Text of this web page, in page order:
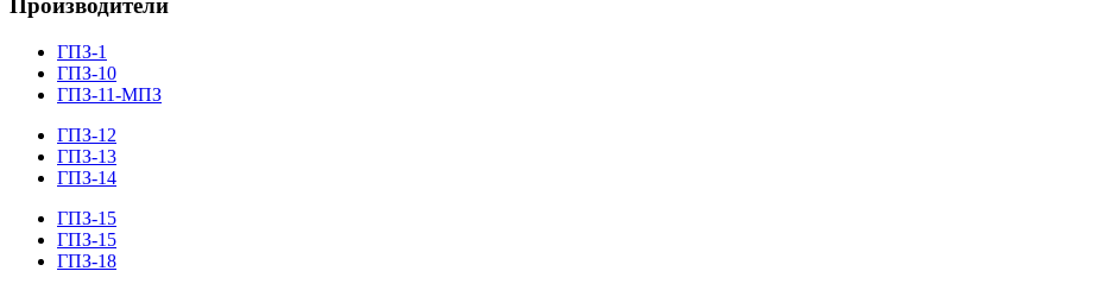
Производители
ГПЗ-1
ГПЗ-10
ГПЗ-11-МПЗ
ГПЗ-12
ГПЗ-13
ГПЗ-14
ГПЗ-15
ГПЗ-15
ГПЗ-18